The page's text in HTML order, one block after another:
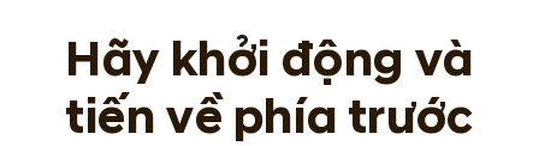
Hãy khởi động và
tiến về phía trước